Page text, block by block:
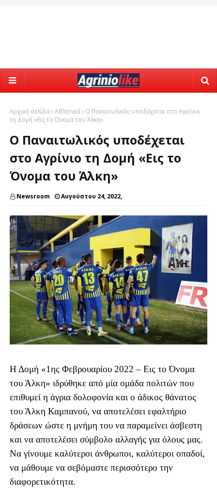
Αρχική σελίδα Αθλητικά
Ο Παναιτωλικός υποδέχεται στο Αγρίνιο
τη Δομή «Εις το Όνομα του Άλκη»
Ο Παναιτωλικός υποδέχεται
στο Αγρίνιο τη Δομή «Εις το
Όνομα του Άλκη»
Newsroom Αυγούστου 24, 2022,
Η Δομή «1ης Φεβρουαρίου 2022 – Εις το Όνομα
του Άλκη» ιδρύθηκε από μία ομάδα πολιτών που
επιθυμεί η άγρια δολοφονία και ο άδικος θάνατος
του Άλκη Καμπανού, να αποτελέσει εφαλτήριο
δράσεων ώστε η μνήμη του να παραμείνει άσβεστη
και να αποτελέσει σύμβολο αλλαγής για όλους μας.
Να γίνουμε καλύτεροι άνθρωποι, καλύτεροι οπαδοί,
να μάθουμε να σεβόμαστε περισσότερο την
διαφορετικότητα.